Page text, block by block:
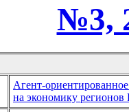
№3,
Агент-
на экономику регионов